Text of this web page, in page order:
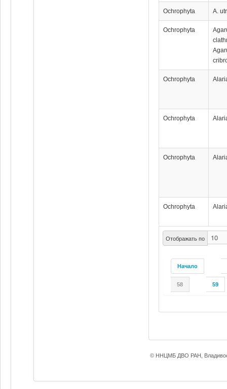
Отображать по
Начало
58 59
Ochrophyta A.
Ochrophyta
Ochrophyta
Ochrophyta
Ochrophyta
Ochrophyta
© ННЦМБ ДВО РАН,